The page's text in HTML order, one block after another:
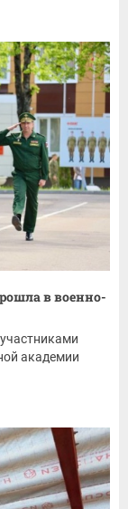
в военно-
академии